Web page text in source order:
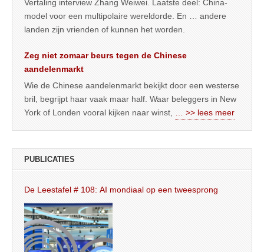
Vertaling interview Zhang Weiwei. Laatste deel: China-
model voor een multipolaire wereldorde. En … andere
landen zijn vrienden of kunnen het worden.
Zeg niet zomaar beurs tegen de Chinese
aandelenmarkt
Wie de Chinese aandelenmarkt bekijkt door een westerse
bril, begrijpt haar vaak maar half. Waar beleggers in New
York of Londen vooral kijken naar winst,
… >> lees meer
PUBLICATIES
De Leestafel # 108: AI mondiaal op een tweesprong